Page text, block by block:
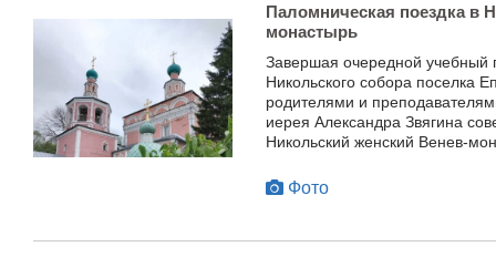
Паломническая поездка в
монастырь
Завершая очередной учебный
Никольского собора поселка
родителями и
иерея Александра Звягина
Никольский женский Венев-
Фото